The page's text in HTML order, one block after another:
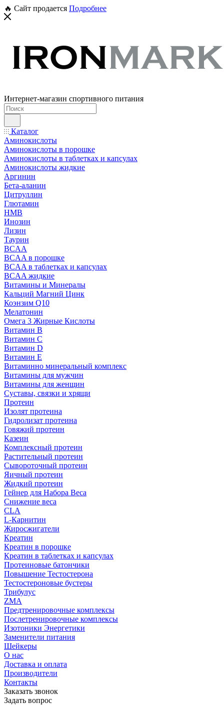
🔥 Сайт продается Подробнее
Интернет-магазин спортивного питания
Каталог
Аминокислоты
Аминокислоты в порошке
Аминокислоты в таблетках и капсулах
Аминокислоты жидкие
Аргинин
Бета-аланин
Цитруллин
Глютамин
HMB
Инозин
Лизин
Таурин
BCAA
BCAA в порошке
BCAA в таблетках и капсулах
BCAA жидкие
Витамины и Минералы
Кальций Магний Цинк
Коэнзим Q10
Мелатонин
Омега 3 Жирные Кислоты
Витамин B
Витамин C
Витамин D
Витамин E
Витаминно минеральный комплекс
Витамины для мужчин
Витамины для женщин
Суставы, связки и хрящи
Протеин
Изолят протеина
Гидролизат протеина
Говяжий протеин
Казеин
Комплексный протеин
Растительный протеин
Сывороточный протеин
Яичный протеин
Жидкий протеин
Гейнер для Набора Веса
Снижение веса
CLA
L-Карнитин
Жиросжигатели
Креатин
Креатин в порошке
Креатин в таблетках и капсулах
Протеиновые батончики
Повышение Тестостерона
Тестостероновые бустеры
Трибулус
ZMA
Предтренировочные комплексы
Послетренировочные комплексы
Изотоники Энергетики
Заменители питания
Шейкеры
О нас
Доставка и оплата
Производители
Контакты
Заказать звонок
Задать вопрос